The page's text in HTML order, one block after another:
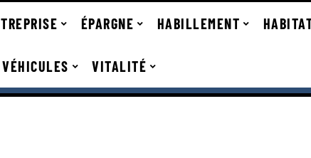
ÉPARGNE HABILLEMENT
VÉHICULES VITALITÉ